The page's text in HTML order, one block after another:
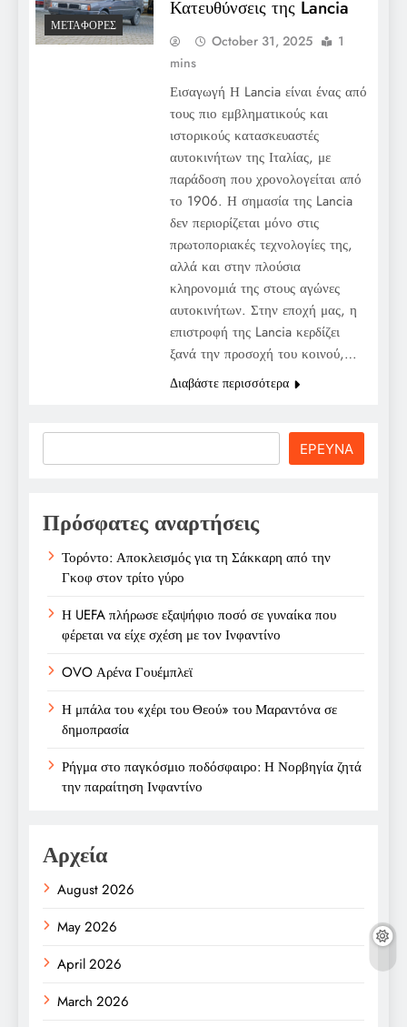
ΜΕΤΑΦΟΡΈΣ
Κατευθύνσεις της Lancia
October 31, 2025
1
mins
Εισαγωγή Η Lancia είναι ένας από
τους πιο εμβληματικούς και
ιστορικούς κατασκευαστές
αυτοκινήτων της Ιταλίας, με
παράδοση που χρονολογείται από
το 1906. Η σημασία της Lancia
δεν περιορίζεται μόνο στις
πρωτοποριακές τεχνολογίες της,
αλλά και στην πλούσια
κληρονομιά της στους αγώνες
αυτοκινήτων. Στην εποχή μας, η
επιστροφή της Lancia κερδίζει
ξανά την προσοχή του κοινού,…
Διαβάστε περισσότερα
ΕΡΕΥΝΑ
Πρόσφατες αναρτήσεις
Τορόντο: Αποκλεισμός για τη Σάκκαρη από την
Γκοφ στον τρίτο γύρο
Η UEFA πλήρωσε εξαψήφιο ποσό σε γυναίκα που
φέρεται να είχε σχέση με τον Ινφαντίνο
OVO Αρένα Γουέμπλεϊ
Η μπάλα του «χέρι του Θεού» του Μαραντόνα σε
δημοπρασία
Ρήγμα στο παγκόσμιο ποδόσφαιρο: Η Νορβηγία ζητά
την παραίτηση Ινφαντίνο
Αρχεία
August 2026
May 2026
April 2026
March 2026